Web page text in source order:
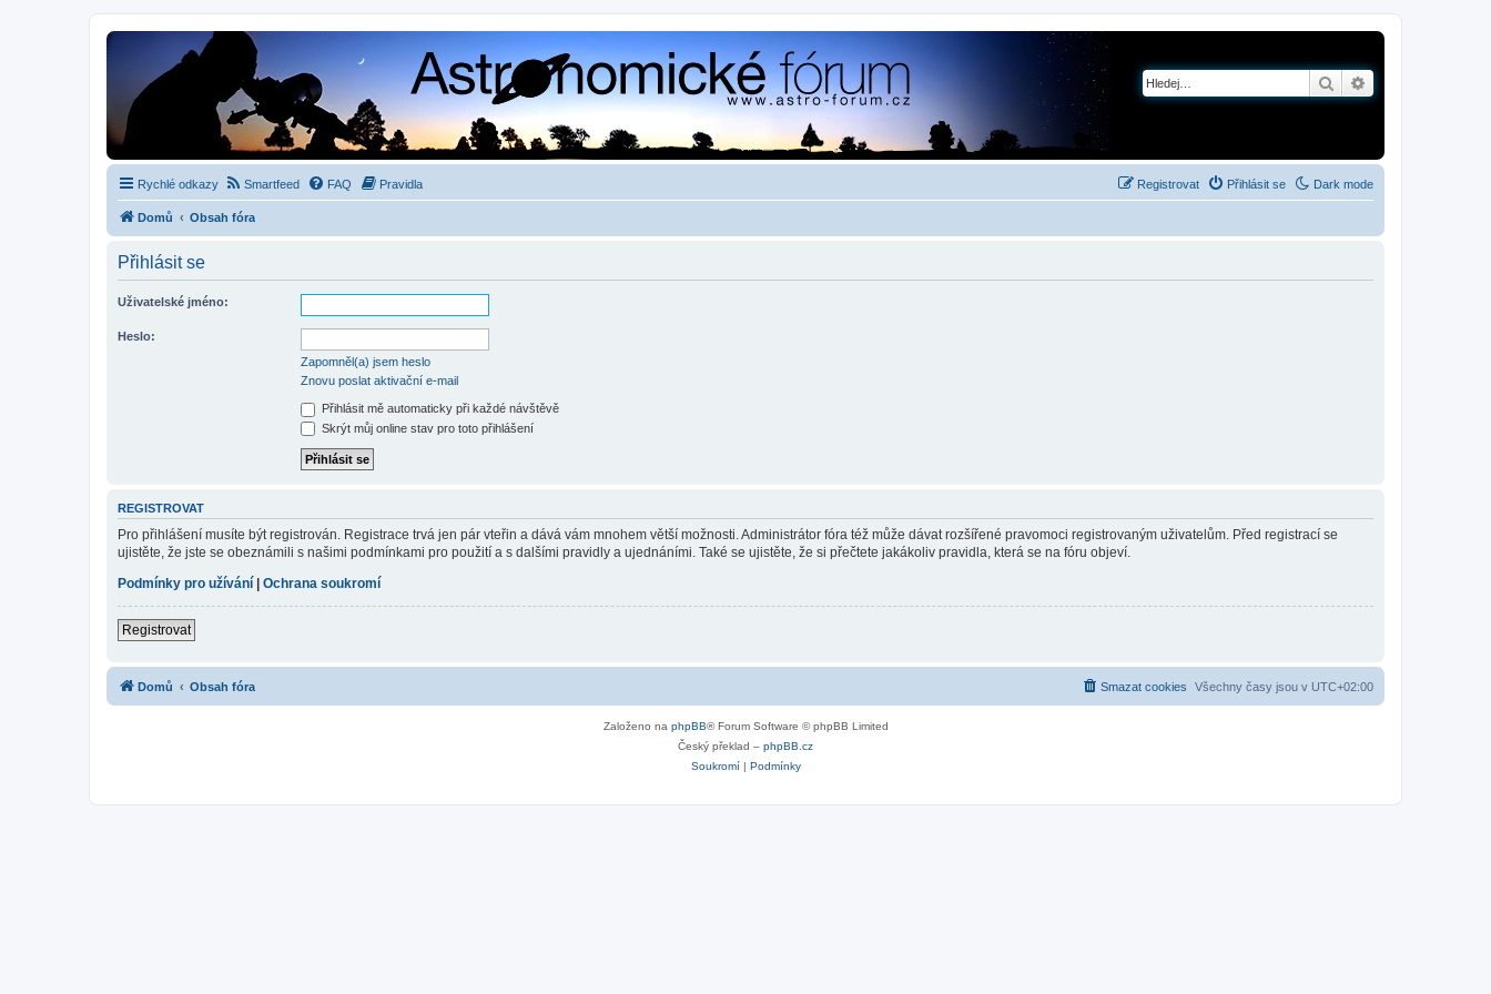
Hledat
Rychlé odkazy Dark mode
Smartfeed FAQ Pravidla Přihlásit se
Registrovat
Domů Obsah fóra
Přihlásit se
Uživatelské jméno:
Heslo:
Zapomněl(a) jsem heslo
Znovu poslat aktivační e-mail
Přihlásit mě automaticky při každé návštěvě
Skrýt můj online stav pro toto přihlášení
REGISTROVAT
Pro přihlášení musíte být registrován. Registrace trvá jen pár vteřin a dává vám mnohem větší možnosti. Administrátor fóra též může dávat rozšířené pravomoci registrovaným uživatelům. Před registrací se
ujistěte, že jste se obeznámili s našimi podmínkami pro použití a s dalšími pravidly a ujednáními. Také se ujistěte, že si přečtete jakákoliv pravidla, která se na fóru objeví.
Podmínky pro užívání | Ochrana soukromí
Registrovat
Domů Obsah fóra Všechny časy jsou v UTC+02:00
Smazat cookies
Založeno na phpBB® Forum Software © phpBB Limited
Český překlad – phpBB.cz
Soukromí| Podmínky